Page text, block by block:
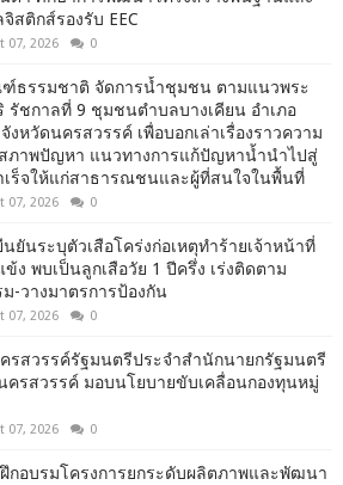
สติกส์รองรับ EEC
07, 2026 0
ธรรมชาติ จัดการน้ำชุมชน ตามแนวพระ
รัชกาลที่ 9 ชุมชนตำบลบางเคียน อำเภอ
งหวัดนครสวรรค์ เพื่อบอกเล่าเรื่องราวความ
ภาพปัญหา แนวทางการแก้ปัญหาน้ำนำไปสู่
เร็จให้แก่สาธารณชนและผู้ที่สนใจในพื้นที่
07, 2026 0
ยันระบุตัวเสือโคร่งก่อเหตุทำร้ายเจ้าหน้าที่
ง พบเป็นลูกเสือวัย 1 ปีครึ่ง เร่งติดตาม
-วางมาตรการป้องกัน
07, 2026 0
รสวรรค์รัฐมนตรีประจำสำนักนายกรัฐมนตรี
ครสวรรค์ มอบนโยบายขับเคลื่อนกองทุนหมู่
07, 2026 0
ฝึกอบรมโครงการยกระดับผลิตภาพและพัฒนา